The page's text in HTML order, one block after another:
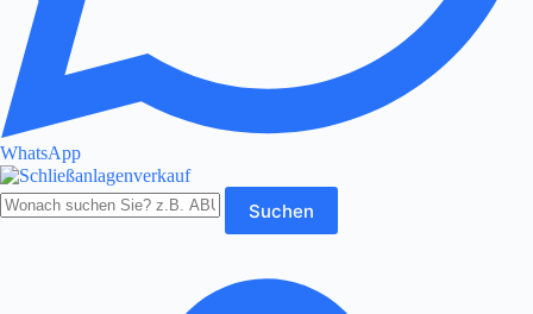
WhatsApp
Produkte
durchsuchen
Suchen